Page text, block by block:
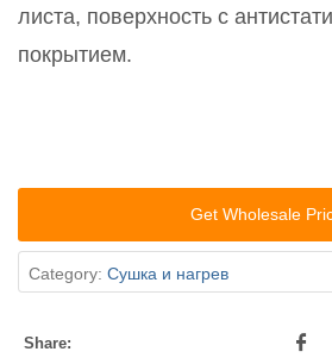
листа, поверхность с
покрытием.
Get Wholesale
Category: Сушка и нагрев
Share: